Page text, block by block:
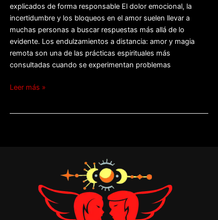
explicados de forma responsable El dolor emocional, la
incertidumbre y los bloqueos en el amor suelen llevar a
muchas personas a buscar respuestas más allá de lo
evidente. Los endulzamientos a distancia: amor y magia
remota son una de las prácticas espirituales más
consultadas cuando se experimentan problemas
Leer más »